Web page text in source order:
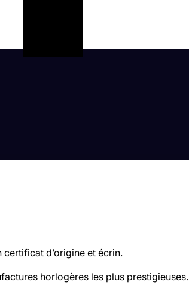
d’origine et écrin.
horlogères les plus prestigieuses.